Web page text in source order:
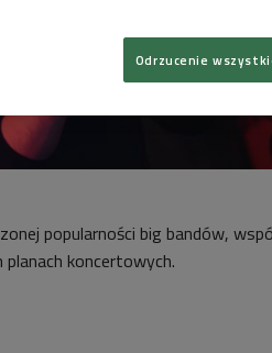
popularności big bandów,
planach koncertowych.
Odrzucenie